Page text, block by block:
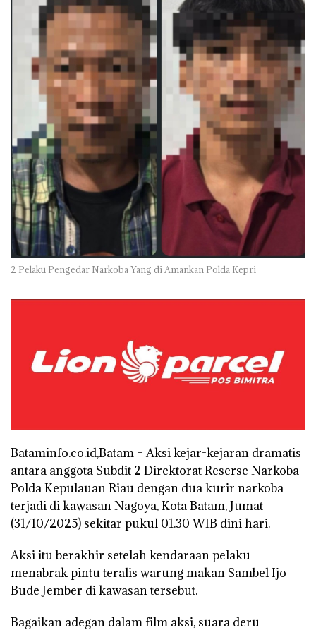
2 Pelaku Pengedar Narkoba Yang di Amankan Polda Kepri
Bataminfo.co.id,Batam – Aksi kejar-kejaran dramatis
antara anggota Subdit 2 Direktorat Reserse Narkoba
Polda Kepulauan Riau dengan dua kurir narkoba
terjadi di kawasan Nagoya, Kota Batam, Jumat
(31/10/2025) sekitar pukul 01.30 WIB dini hari.
Aksi itu berakhir setelah kendaraan pelaku
menabrak pintu teralis warung makan Sambel Ijo
Bude Jember di kawasan tersebut.
Bagaikan adegan dalam film aksi, suara deru